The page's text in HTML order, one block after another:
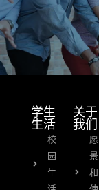
学生
生活
校
园
生
关于
我们
愿
景
和